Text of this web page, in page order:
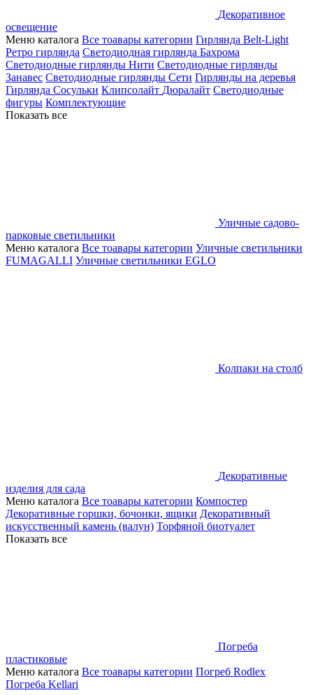
Декоративное
освещение
Меню каталога Все тоавары категории Гирлянда Belt-Light
Ретро гирлянда Светодиодная гирлянда Бахрома
Светодиодные гирлянды Нити Светодиодные гирлянды
Занавес Светодиодные гирлянды Сети Гирлянды на деревья
Гирлянда Сосульки Клипсолайт Дюралайт Светодиодные
фигуры Комплектующие
Показать все
Уличные садово-
парковые светильники
Меню каталога Все тоавары категории Уличные светильники
FUMAGALLI Уличные светильники EGLO
Колпаки на столб
Декоративные
изделия для сада
Меню каталога Все тоавары категории Компостер
Декоративные горшки, бочонки, ящики Декоративный
искусственный камень (валун) Торфяной биотуалет
Показать все
Погреба
пластиковые
Меню каталога Все тоавары категории Погреб Rodlex
Погреба Kellari